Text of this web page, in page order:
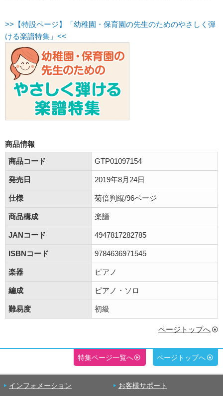
>>【特設ページ】「幼稚園・保育園の先生のためのやさしく弾
ける楽譜特集」<<
商品情報
商品コード
GTP01097154
発売日 2019年8月24日
仕様 菊倍判縦/96ページ
商品構成 楽譜
JANコード 4947817282785
ISBNコード 9784636971545
楽器 ピアノ
編成 ピアノ・ソロ
難易度 初級
ページトップへ
特集ページ一覧へ ページトップへ
インフォメーション お客様サポート